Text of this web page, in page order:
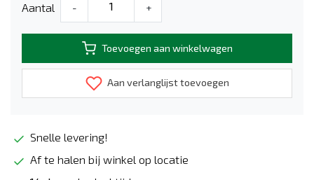
Aantal - +
Toevoegen aan winkelwagen
Aan verlanglijst toevoegen
Snelle levering!
Af te halen bij winkel op locatie